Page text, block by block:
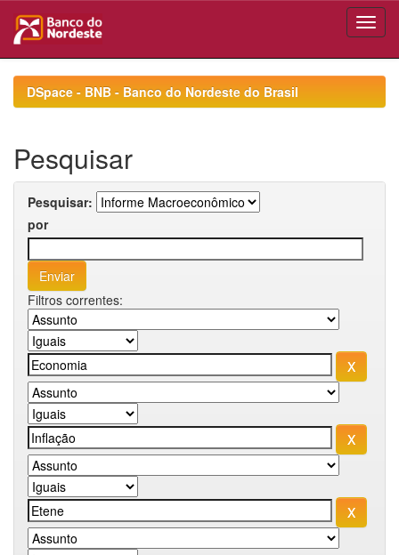
navigationDSpace - BNB - Banco do Nordeste do Brasil
Pesquisar
Pesquisar:
por
Filtros correntes: